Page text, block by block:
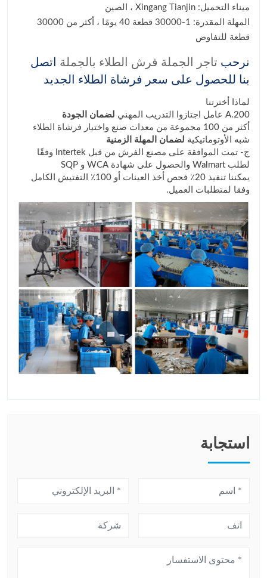
ميناء التحميل: Xingang Tianjin ، الصين
المهلة المقدرة: 1-30000 قطعة 40 يومًا ، أكثر من 30000
قطعة للتفاوض
نرحب تاجر الجملة فرش الطلاء بالجملة اتصل
بنا للحصول على سعر فرشاة الطلاء الجديد
لماذا أخترتنا
A.200 عامل اجتازوا التدريب المهني
لضمان الجودة
أكثر من 100 مجموعة من معدات صنع واختبار فرشاة الطلاء
شبه الأوتوماتيكية لضمان المهلة الزمنية
ج- تمت الموافقة على مصنع الفرش من قبل Intertek وفقًا
لطلب Walmart والحصول على شهادة WCA و SQP
يمكننا تنفيذ 20٪ فحص أخذ العينات أو 100٪ التفتيش الكامل
وفقا لمتطلبات العميل.
استجابة